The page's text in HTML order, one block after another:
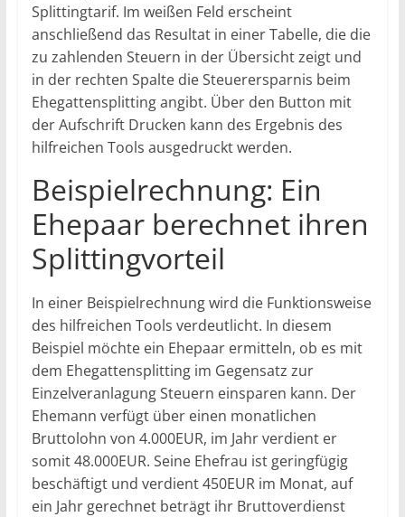
Splittingtarif. Im weißen Feld erscheint
anschließend das Resultat in einer Tabelle, die die
zu zahlenden Steuern in der Übersicht zeigt und
in der rechten Spalte die Steuerersparnis beim
Ehegattensplitting angibt. Über den Button mit
der Aufschrift Drucken kann des Ergebnis des
hilfreichen Tools ausgedruckt werden.
Beispielrechnung: Ein
Ehepaar berechnet ihren
Splittingvorteil
In einer Beispielrechnung wird die Funktionsweise
des hilfreichen Tools verdeutlicht. In diesem
Beispiel möchte ein Ehepaar ermitteln, ob es mit
dem Ehegattensplitting im Gegensatz zur
Einzelveranlagung Steuern einsparen kann. Der
Ehemann verfügt über einen monatlichen
Bruttolohn von 4.000EUR, im Jahr verdient er
somit 48.000EUR. Seine Ehefrau ist geringfügig
beschäftigt und verdient 450EUR im Monat, auf
ein Jahr gerechnet beträgt ihr Bruttoverdienst